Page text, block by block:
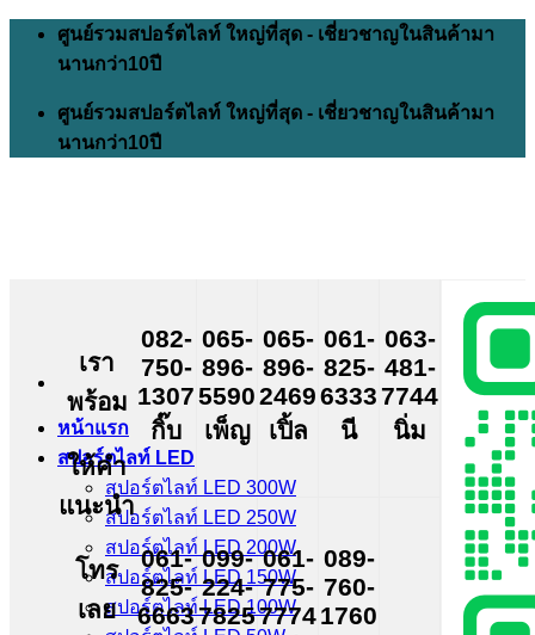
Skip
content
ศูนย์รวมสปอร์ตไลท์ ใหญ่ที่สุด - เชี่ยวชาญในสินค้ามา
นานกว่า10ปี
ศูนย์รวมสปอร์ตไลท์ ใหญ่ที่สุด - เชี่ยวชาญในสินค้ามา
นานกว่า10ปี
หน้าแรก
สปอร์ตไลท์ LED
สปอร์ตไลท์ LED 300W
สปอร์ตไลท์ LED 250W
สปอร์ตไลท์ LED 200W
สปอร์ตไลท์ LED 150W
สปอร์ตไลท์ LED 100W
เรา
พร้อม
ให้คำ
แนะนำ
โทร
เลย
082-
750-
1307
กิ๊บ
065-
896-
5590
เพ็ญ
065-
896-
2469
เปิ้ล
061-
825-
6333
นี
063-
481-
7744
นิ่ม
061-
825-
6663
099-
224-
7825
061-
775-
7774
089-
760-
1760